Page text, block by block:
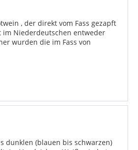
, der direkt vom Fass gezapft
im Niederdeutschen entweder
wurden die im Fass von
dunklen (blauen bis schwarzen)